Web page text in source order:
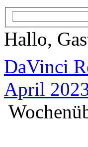
Hallo,
DaVinci
April